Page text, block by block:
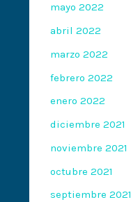
mayo 2022
abril 2022
marzo 2022
febrero 2022
enero 2022
diciembre 2021
noviembre 2021
octubre 2021
septiembre 2021